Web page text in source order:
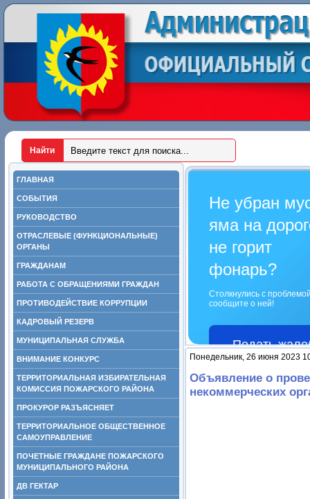
ГЛАВНАЯ
СОБЫТИЯ
РУКОВОДСТВО
ОТРАСЛЕВЫЕ (ФУНКЦИОНАЛЬНЫЕ)
ОРГАНЫ
ГРАЖДАНАМ
РАБОТА С ОБРАЩЕНИЯМИ ГРАЖДАН
ПРОТИВОДЕЙСТВИЕ КОРРУПЦИИ
КАДРОВЫЙ РЕЗЕРВ
МУНИЦИПАЛЬНАЯ СЛУЖБА
ВНИМАНИЕ КОНКУРС
ТЕРРИТОРИАЛЬНАЯ ИЗБИРАТЕЛЬНАЯ
КОМИССИЯ ПОЖАРСКОГО РАЙОНА
ПРОКУРОР РАЗЪЯСНЯЕТ
ТЕРРИТОРИАЛЬНОЕ ОБЩЕСТВЕННОЕ
САМОУПРАВЛЕНИЕ
ПОЧЕТНЫЕ ГРАЖДАНЕ ПОЖАРСКОГО
МУНИЦИПАЛЬНОГО РАЙОНА
ДВ ГЕКТАР
Не убран
яма на
не горит
фонарь?
Столкнулись с
сообщите о ней!
Подать
Понедельник, 26 июня 2023
Объявление о
некоммерческих